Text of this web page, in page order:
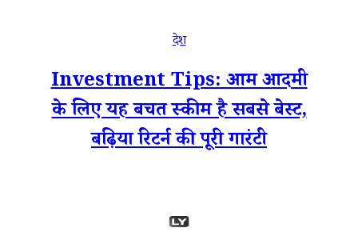
देश
Investment Tips: आम आदमी
के लिए यह बचत स्कीम है सबसे बेस्ट,
बढ़िया रिटर्न की पूरी गारंटी